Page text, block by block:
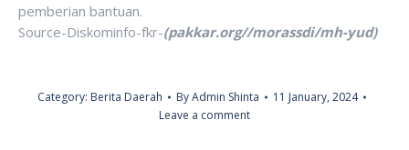
pemberian bantuan.
Source-Diskominfo-fkr-(pakkar.org//morassdi/mh-yud)
Category: Berita Daerah ByAdmin Shinta
11 January, 2024
Leave a comment